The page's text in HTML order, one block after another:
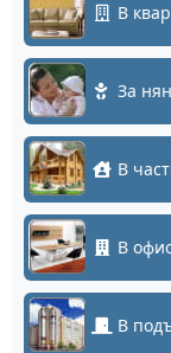
В
За
В
В
В